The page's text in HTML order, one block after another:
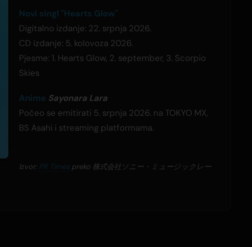
Novi singl "Hearts Glow"
Digitalno izdanje: 22. srpnja 2026.
CD izdanje: 5. kolovoza 2026.
Pjesme: 1. Hearts Glow, 2. september, 3. Scorpio
Skies
Anime Sayonara Lara
Počeo se emitirati 5. srpnja 2026. na TOKYO MX,
BS Asahi i streaming platformama.
Izvor: PR Times preko 株式会社ソニー・ミュージックレー